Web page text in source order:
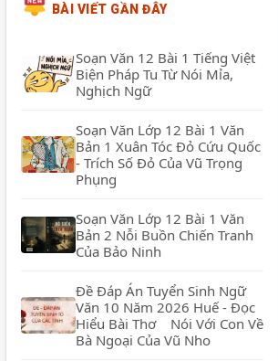
BÀI VIẾT GẦN ĐÂY
Soạn Văn 12 Bài 1 Tiếng Việt
Biện Pháp Tu Từ Nói Mỉa,
Nghịch Ngữ
Soạn Văn Lớp 12 Bài 1 Văn
Bản 1 Xuân Tóc Đỏ Cứu Quốc
- Trích Số Đỏ Của Vũ Trọng
Phụng
Soạn Văn Lớp 12 Bài 1 Văn
Bản 2 Nỗi Buồn Chiến Tranh
Của Bảo Ninh
Đề Đáp Án Tuyển Sinh Ngữ
Văn 10 Năm 2026 Huế - Đọc
Hiểu Bài Thơ Nói Với Con Về
Bà Ngoại Của Vũ Nho